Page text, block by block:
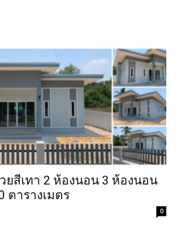
ยสีเทา 2 ห้องนอน 3 ห้องนอน
ตารางเมตร
0